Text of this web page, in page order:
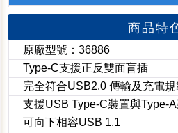
商品特
原廠型號：36886
Type-C支援正反雙面盲插
完全符合USB2.0 傳輸及充電規
支援USB Type-C裝置與Type-
可向下相容USB 1.1